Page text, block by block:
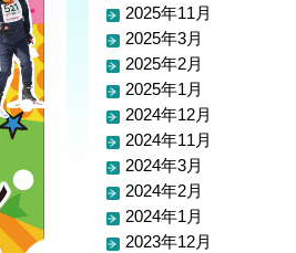
2025年11月
2025年3月
2025年2月
2025年1月
2024年12月
2024年11月
2024年3月
2024年2月
2024年1月
2023年12月